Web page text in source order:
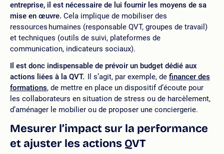
entreprise, il est nécessaire de lui fournir les moyens de sa
mise en œuvre. Cela implique de mobiliser des
ressources humaines (responsable QVT, groupes de travail)
et techniques (outils de suivi, plateformes de
communication, indicateurs sociaux).
Il est donc indispensable de prévoir un budget dédié aux
actions liées à la QVT. Il s’agit, par exemple, de financer des
formations, de mettre en place un dispositif d’écoute pour
les collaborateurs en situation de stress ou de harcèlement,
d’aménager le mobilier ou de proposer une conciergerie.
Mesurer l’impact sur la performance
et ajuster les actions QVT